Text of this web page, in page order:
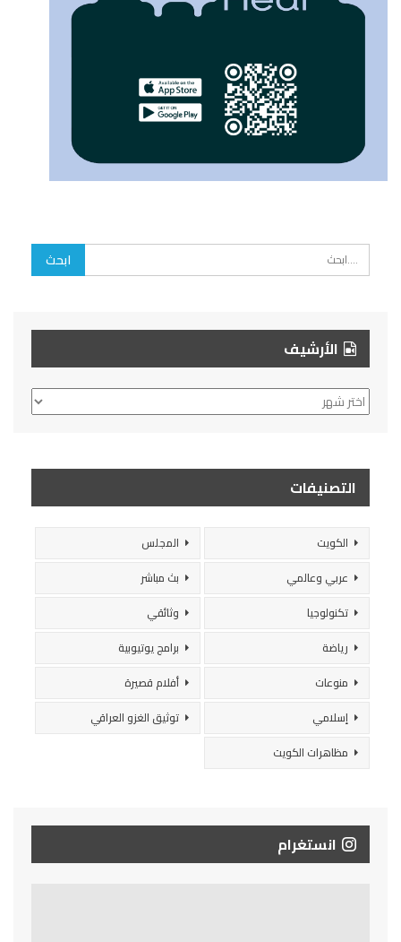
الأرشيف
الأرشيف
التصنيفات
الكويت
المجلس
عربي وعالمي
بث مباشر
تكنولوجيا
وثائقي
رياضة
برامج يوتيوبية
منوعات
أفلام قصيرة
إسلامي
توثيق الغزو العراقي
مظاهرات الكويت
انستغرام